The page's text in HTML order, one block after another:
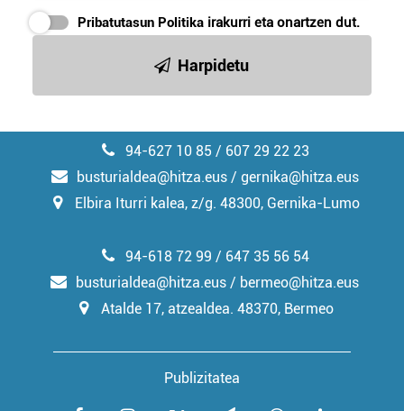
Pribatutasun Politika irakurri eta onartzen dut.
Harpidetu
94-627 10 85 / 607 29 22 23
busturialdea@hitza.eus / gernika@hitza.eus
Elbira Iturri kalea, z/g. 48300, Gernika-Lumo
Publizitatea
94-618 72 99 / 647 35 56 54
busturialdea@hitza.eus / bermeo@hitza.eus
Atalde 17, atzealdea. 48370, Bermeo